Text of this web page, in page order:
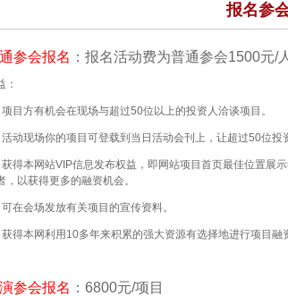
报名参
参会报名 ：报名活动费为普通参会1500元/人
：
项目方有机会在现场与超过50位以上的投资人洽谈项目。
动现场你的项目可登载到当日活动会刊上，让超过50位投
得本网站VIP信息发布权益，即网站项目首页最佳位置展
，以获得更多的融资机会。
在会场发放有关项目的宣传资料。
得本网利用10多年来积累的强大资源有选择地进行项目融
参会报名 ：6800元/项目